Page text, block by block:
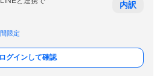
限定
内訳
ログインして確認